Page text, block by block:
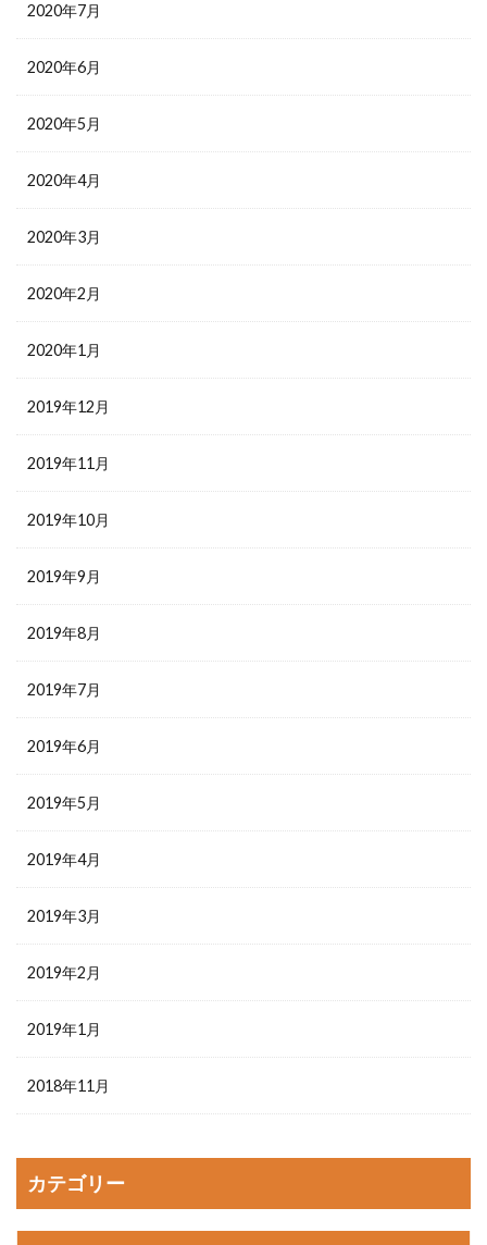
2020年7月
2020年6月
2020年5月
2020年4月
2020年3月
2020年2月
2020年1月
2019年12月
2019年11月
2019年10月
2019年9月
2019年8月
2019年7月
2019年6月
2019年5月
2019年4月
2019年3月
2019年2月
2019年1月
2018年11月
カテゴリー